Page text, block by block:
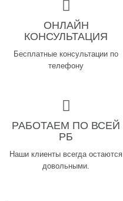
ОНЛАЙН
КОНСУЛЬТАЦИЯ
Бесплатные консультации по
телефону
РАБОТАЕМ ПО ВСЕЙ
РБ
Наши клиенты всегда остаются
довольными.